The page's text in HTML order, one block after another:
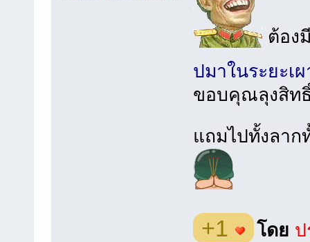
ต้อง
ปมาในระยะเ
ขอบคุณลุงสิท
แถมไปทั้งลา
+1 โดย ป